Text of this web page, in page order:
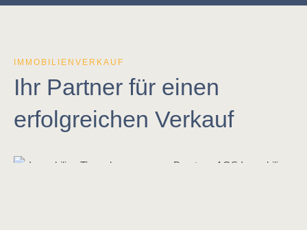
IMMOBILIENVERKAUF
Ihr Partner für einen
erfolgreichen Verkauf